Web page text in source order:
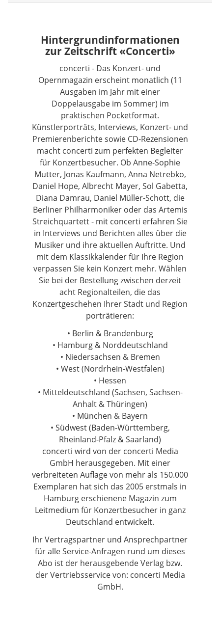
Hintergrundinformationen
zur Zeitschrift «Concerti»
concerti - Das Konzert- und
Opernmagazin erscheint monatlich (11
Ausgaben im Jahr mit einer
Doppelausgabe im Sommer) im
praktischen Pocketformat.
Künstlerporträts, Interviews, Konzert- und
Premierenberichte sowie CD-Rezensionen
macht concerti zum perfekten Begleiter
für Konzertbesucher. Ob Anne-Sophie
Mutter, Jonas Kaufmann, Anna Netrebko,
Daniel Hope, Albrecht Mayer, Sol Gabetta,
Diana Damrau, Daniel Müller-Schott, die
Berliner Philharmoniker oder das Artemis
Streichquartett - mit concerti erfahren Sie
in Interviews und Berichten alles über die
Musiker und ihre aktuellen Auftritte. Und
mit dem Klassikkalender für Ihre Region
verpassen Sie kein Konzert mehr. Wählen
Sie bei der Bestellung zwischen derzeit
acht Regionalteilen, die das
Konzertgeschehen Ihrer Stadt und Region
porträtieren:
Berlin & Brandenburg
Hamburg & Norddeutschland
Niedersachsen & Bremen
West (Nordrhein-Westfalen)
Hessen
Mitteldeutschland (Sachsen, Sachsen-
Anhalt & Thüringen)
München & Bayern
Südwest (Baden-Württemberg,
Rheinland-Pfalz & Saarland)
concerti wird von der concerti Media
GmbH herausgegeben. Mit einer
verbreiteten Auflage von mehr als 150.000
Exemplaren hat sich das 2005 erstmals in
Hamburg erschienene Magazin zum
Leitmedium für Konzertbesucher in ganz
Deutschland entwickelt.
Ihr Vertragspartner und Ansprechpartner
für alle Service-Anfragen rund um dieses
Abo ist der herausgebende Verlag bzw.
der Vertriebsservice von: concerti Media
GmbH.